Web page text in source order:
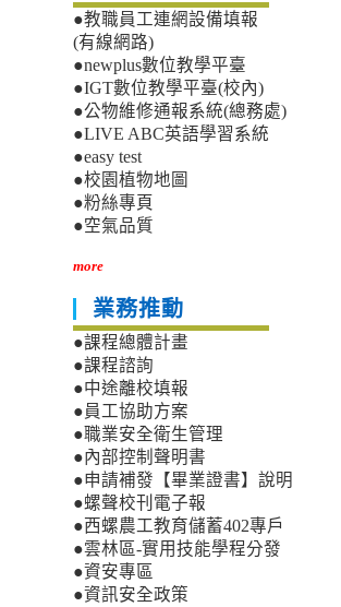
●教職員工連網設備填報
(有線網路)
●newplus數位教學平臺
●IGT數位教學平臺(校內)
●公物維修通報系統(總務處)
●LIVE ABC英語學習系統
●easy test
●校園植物地圖
●粉絲專頁
●空氣品質
more
業務推動
●課程總體計畫
●課程諮詢
●中途離校填報
●員工協助方案
●職業安全衛生管理
●內部控制聲明書
●申請補發【畢業證書】說明
●螺聲校刊電子報
●西螺農工教育儲蓄402專戶
●雲林區-實用技能學程分發
●資安專區
●資訊安全政策